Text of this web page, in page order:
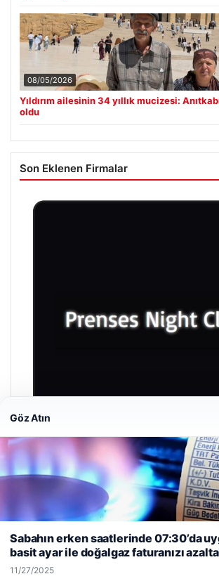
08/05/2026
Yıldırım ailesinin 34 yıllık mucizesi:
oldu
Son Eklenen Firmalar
Prenses Night Club
04/29/2026
Web sitemizi nasıl kullandığınızı daha iyi
kullanıyoruz.Çerez Politikamız
Reddet Kabul Et
Göz Atın
Sabahın erken saatlerinde 07:30’da
basit ayar ile doğalgaz faturanızı
11/27/2025